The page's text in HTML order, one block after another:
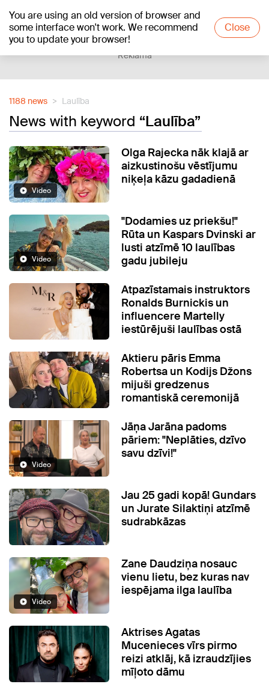
You are using an old version of browser and
some interface won't work. We recommend
you to update your browser!
Close
+19°C
Reklāma
1188 news Laulība
News with keyword “Laulība”
Video
Olga Rajecka nāk klajā ar
aizkustinošu vēstījumu
niķeļa kāzu gadadienā
Video
"Dodamies uz priekšu!"
Rūta un Kaspars Dvinski ar
lusti atzīmē 10 laulības
gadu jubileju
Atpazīstamais instruktors
Ronalds Burnickis un
influencere Martelly
iestūrējuši laulības ostā
Aktieru pāris Emma
Robertsa un Kodijs Džons
mijuši gredzenus
romantiskā ceremonijā
Video
Jāņa Jarāna padoms
pāriem: "Neplāties, dzīvo
savu dzīvi!"
Jau 25 gadi kopā! Gundars
un Jurate Silaktiņi atzīmē
sudrabkāzas
Video
Zane Daudziņa nosauc
vienu lietu, bez kuras nav
iespējama ilga laulība
Aktrises Agatas
Mucenieces vīrs pirmo
reizi atklāj, kā izraudzījies
mīļoto dāmu